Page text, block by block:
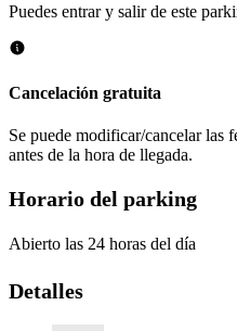
Puedes entrar y salir de este
Cancelación gratuita
Se puede modificar/cancelar las
antes de la hora de llegada.
Horario del parking
Abierto las 24 horas del día
Detalles